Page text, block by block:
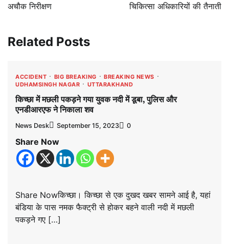
अचौक निरीक्षण
चिकित्सा अधिकारियों की तैनाती
Related Posts
ACCIDENT BIG BREAKING
BREAKING NEWS
UDHAMSINGH NAGAR
UTTARAKHAND
किच्छा में मछली पकड़ने गया युवक नदी में डूबा, पुलिस और
एनडीआरएफ ने निकाला शव
News Desk September 15, 2023 0
Share Now
Share Nowकिच्छा। किच्छा से एक दुखद खबर सामने आई है, यहां
बंडिया के पास नमक फैक्ट्री से होकर बहने वाली नदी में मछली
पकड़ने गए […]